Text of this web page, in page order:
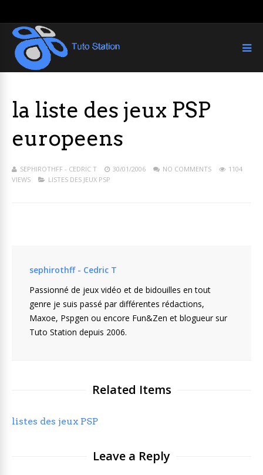
la liste des jeux PSP
europeens
SEPHIROTHFF - CEDRIC T 30/01/2006 NO COMMENTS
1104
VIEWS
LISTES DES JEUX PSP
sephirothff - Cedric T
Passionné de jeux vidéo et de bidouilles en tout
genre je suis passé par différentes rédactions,
Maxoe, Pspgen ou encore Fun&Zen et blogueur sur
Tuto Station depuis 2006.
Related Items
listes des jeux PSP
Leave a Reply